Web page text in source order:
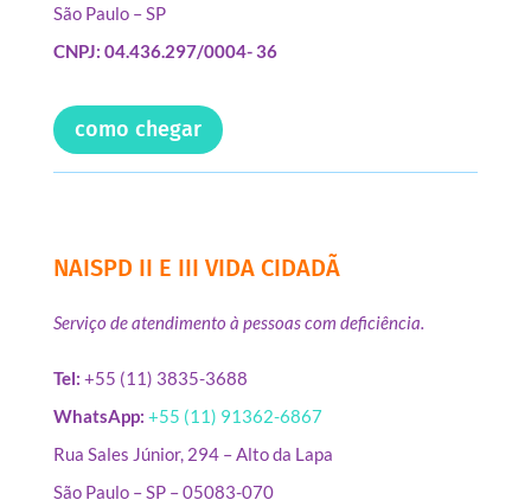
São Paulo – SP
CNPJ: 04.436.297/0004- 36
como chegar
NAISPD II E III VIDA CIDADÃ
Serviço de atendimento à pessoas com deficiência.
Tel: +55 (11) 3835-3688
WhatsApp: +55 (11) 91362-6867
Rua Sales Júnior, 294 – Alto da Lapa
São Paulo – SP – 05083-070